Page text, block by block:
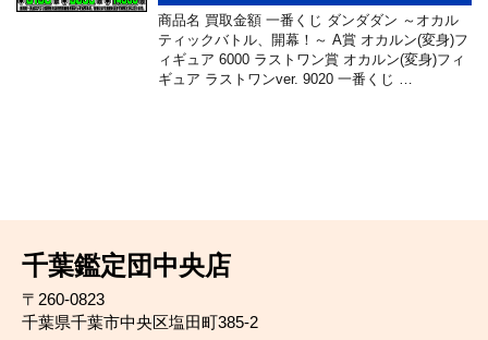
商品名 買取金額 一番くじ ダンダダン ～オカル
ティックバトル、開幕！～ A賞 オカルン(変身)フ
ィギュア 6000 ラストワン賞 オカルン(変身)フィ
ギュア ラストワンver. 9020 一番くじ …
千葉鑑定団中央店
〒260-0823
千葉県千葉市中央区塩田町385-2